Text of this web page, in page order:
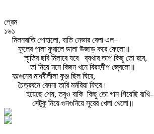
প্রেম
১৬১
মিলনরাতি পোহালো, বাতি নেভার বেলা এল–
ফুলের পালা ফুরালে ডালা উজাড় করে ফেলো॥
স্মৃতির ছবি মিলাবে যবে
ব্যথার তাপ কিছু তো রবে,
তা নিয়ে মনে বিজন খনে বিরহদীপ জ্বেলো॥
ফাল্গুনের মাধবীলীলা কুঞ্জ ছিল ঘিরে,
চৈত্রবনে বেদনা তারি মর্মরিয়া ফিরে।
হয়েছে শেষ, তবুও বাকি কিছু তো গান গিয়েছি রাখি–
সেটুকু নিয়ে গুনগুনিয়ে সুরের খেলা খেলো॥